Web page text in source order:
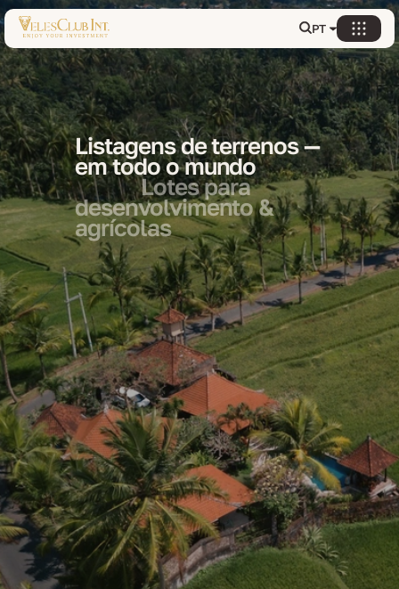
PT
Listagens de terrenos —
em todo o mundo
Lotes para
desenvolvimento &
agrícolas